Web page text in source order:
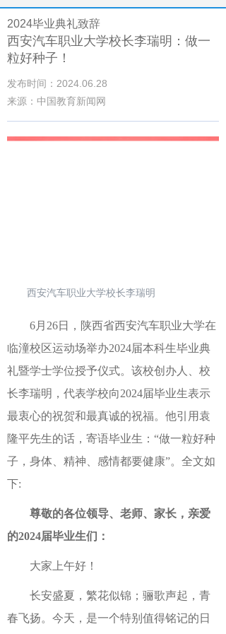
2024毕业典礼致辞
西安汽车职业大学校长李瑞明：做一
粒好种子！
发布时间：2024.06.28
来源：中国教育新闻网
西安汽车职业大学校长李瑞明
6月26日， 陕西省西安汽车职业大学在
临潼校区运动场举办2024届本科生毕业典
礼暨学士学位授予仪式。该校创办人、校
长李瑞明，代表学校向2024届毕业生表示
最衷心的祝贺和最真诚的祝福。他引用袁
隆平先生的话，寄语毕业生：“做一粒好种
子，身体、精神、感情都要健康”。全文如
下:
尊敬的各位领导、老师、家长，亲爱
的2024届毕业生们：
大家上午好！
长安盛夏，繁花似锦；骊歌声起，青
春飞扬。今天，是一个特别值得铭记的日